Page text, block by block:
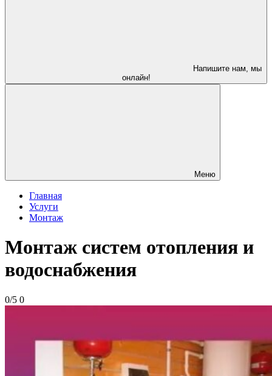
Напишите нам, мы
онлайн!
Меню
Главная
Услуги
Монтаж
Монтаж систем отопления и
водоснабжения
0/5 0